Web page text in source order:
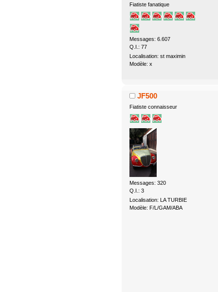
Fiatiste fanatique
Messages: 6.607
Q.I.: 77
Localisation: st maximin
Modèle: x
JF500
Fiatiste connaisseur
Messages: 320
Q.I.: 3
Localisation: LA TURBIE
Modèle: F/L/GAM/ABA